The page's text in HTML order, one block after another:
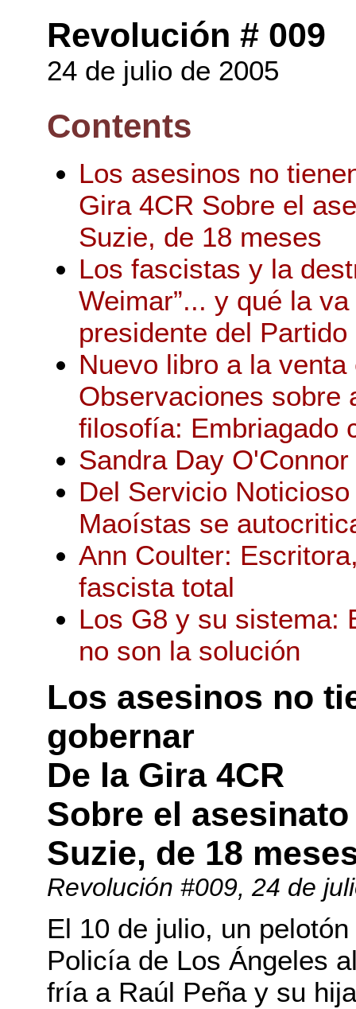
Revolución # 009
24 de julio de 2005
Contents
Los asesinos no
Gira 4CR Sobre el
Suzie, de 18 meses
Los fascistas y la
Weimar”... y qué la
presidente del
Nuevo libro a la
Observaciones sobre
filosofía: Embriagado
Sandra Day
Del Servicio
Maoístas se
Ann Coulter:
fascista total
Los G8 y su sistema:
no son la solución
Los asesinos no
gobernar
De la Gira 4CR
Sobre el
Suzie, de 18
Revolución #009, 24 de
El 10 de julio, un
Policía de Los Ángeles
fría a Raúl Peña y su